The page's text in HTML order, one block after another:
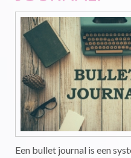
Een bullet journal is een